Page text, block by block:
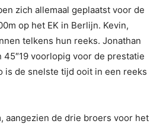
zich allemaal geplaatst voor de
op het EK in Berlijn. Kevin,
telkens hun reeks. Jonathan
voorlopig voor de prestatie
is de snelste tijd ooit in een reeks
aangezien de drie broers voor het